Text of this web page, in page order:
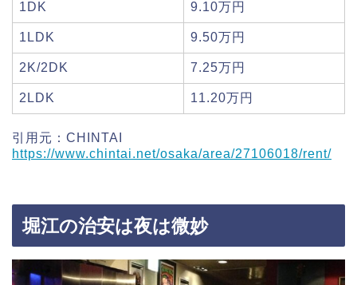
1DK 9.10万円
1LDK 9.50万円
2K/2DK 7.25万円
2LDK 11.20万円
引用元：CHINTAI
https://www.chintai.net/osaka/area/27106018/rent/
堀江の治安は夜は微妙